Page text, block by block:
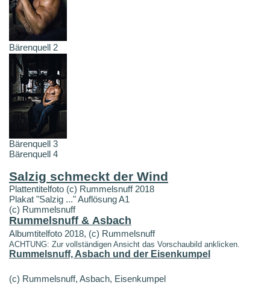
Bärenquell 2
Bärenquell 3
Bärenquell 4
Salzig schmeckt der Wind
Plattentitelfoto (c) Rummelsnuff 2018
Plakat "Salzig ..." Auflösung A1
(c) Rummelsnuff
Rummelsnuff & Asbach
Albumtitelfoto 2018, (c) Rummelsnuff
ACHTUNG: Zur vollständigen Ansicht das Vorschaubild anklicken.
Rummelsnuff, Asbach und der Eisenkumpel
(c) Rummelsnuff, Asbach, Eisenkumpel